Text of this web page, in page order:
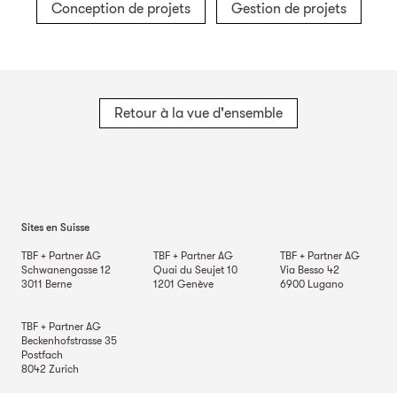
Conception de projets Gestion de projets
Retour à la vue d'ensemble
Sites en Suisse
TBF + Partner AG
Schwanengasse 12
3011 Berne
TBF + Partner AG
Quai du Seujet 10
1201 Genève
TBF + Partner AG
Via Besso 42
6900 Lugano
TBF + Partner AG
Beckenhofstrasse 35
Postfach
8042 Zurich